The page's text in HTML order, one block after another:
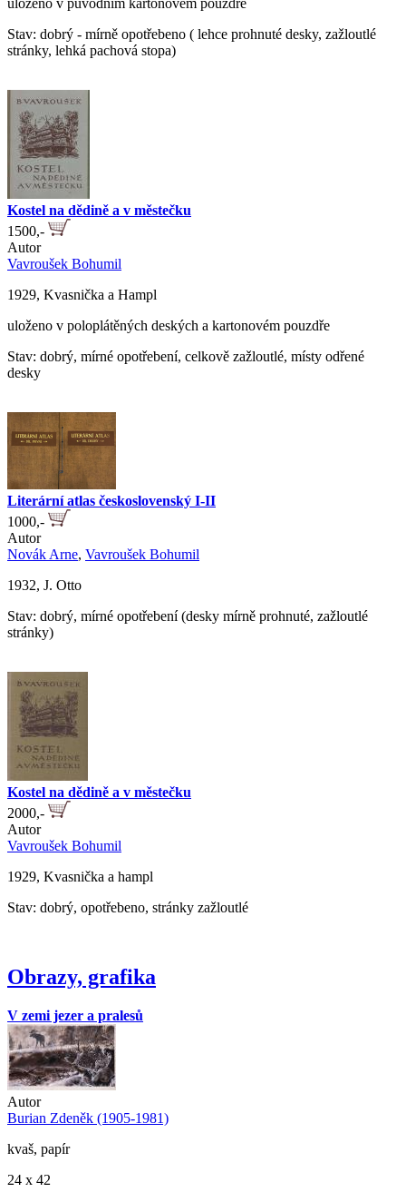
uloženo v původním kartonovém pouzdře
Stav: dobrý - mírně opotřebeno ( lehce prohnuté desky, zažloutlé
stránky, lehká pachová stopa)
Kostel na dědině a v městečku
1500,-
Autor
Vavroušek Bohumil
1929, Kvasnička a Hampl
uloženo v poloplátěných deských a kartonovém pouzdře
Stav: dobrý, mírné opotřebení, celkově zažloutlé, místy odřené
desky
Literární atlas československý I-II
1000,-
Autor
Novák Arne, Vavroušek Bohumil
1932, J. Otto
Stav: dobrý, mírné opotřebení (desky mírně prohnuté, zažloutlé
stránky)
Kostel na dědině a v městečku
2000,-
Autor
Vavroušek Bohumil
1929, Kvasnička a hampl
Stav: dobrý, opotřebeno, stránky zažloutlé
Obrazy, grafika
V zemi jezer a pralesů
Autor
Burian Zdeněk (1905-1981)
kvaš, papír
24 x 42